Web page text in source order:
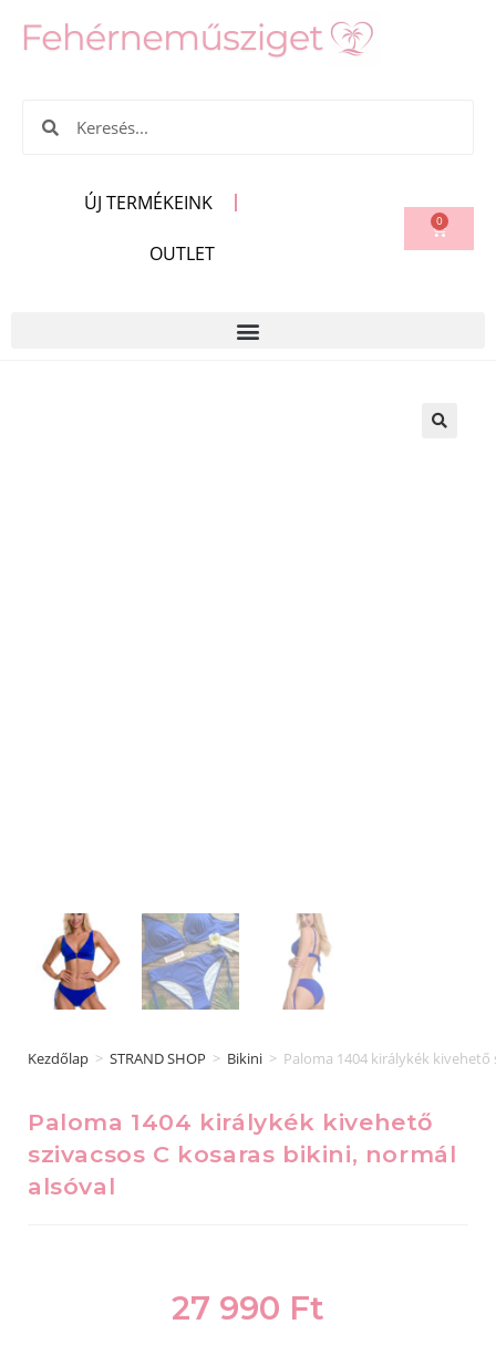
ÚJ TERMÉKEINK
OUTLET
0
Kezdőlap > STRAND SHOP > Bikini > Paloma 1404 királykék
Paloma 1404 királykék kivehető
szivacsos C kosaras bikini, normál
alsóval
27 990 Ft